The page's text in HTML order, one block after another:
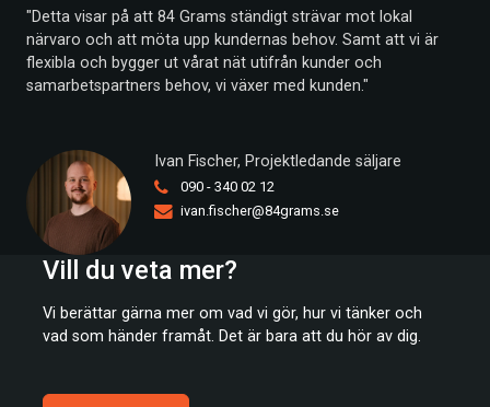
"Detta visar på att 84 Grams ständigt strävar mot lokal
närvaro och att möta upp kundernas behov. Samt att vi är
flexibla och bygger ut vårat nät utifrån kunder och
samarbetspartners behov, vi växer med kunden."
Ivan Fischer, Projektledande säljare
090 - 340 02 12
ivan.fischer@84grams.se
Vill du veta mer?
Vi berättar gärna mer om vad vi gör, hur vi tänker och
vad som händer framåt. Det är bara att du hör av dig.